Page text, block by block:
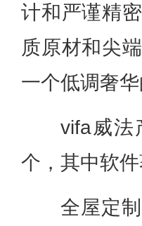
计和严谨精
质原材和尖
一个低调奢华
vifa威法
个，其中软件
全屋定